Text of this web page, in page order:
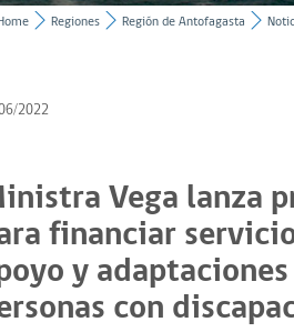
Regiones Región de Antofagasta
2022
Vega lanza
financiar
y
con